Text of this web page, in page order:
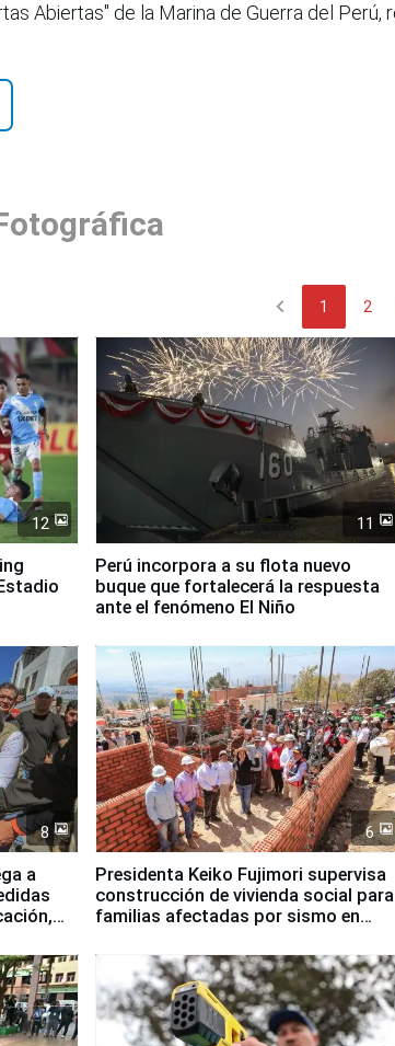
Abiertas" de la Marina de Guerra del
chevron_left 1 2
12 11
Perú incorpora a su flota nuevo
buque que fortalecerá la respuesta
ante el fenómeno El Niño
8
a
6
Presidenta Keiko Fujimori supervisa
construcción de vivienda social para
familias afectadas por sismo en